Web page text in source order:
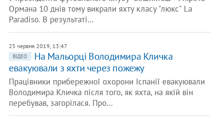
Ормана 10 днів тому викрали яхту класу "люкс" La
Paradiso. В результаті…
25 червня 2019, 13:47
ВІДЕО
На Мальорці Володимира Кличка
евакуювали з яхти через пожежу
Працівники прибережної охорони Іспанії евакуювали
Володимира Кличка після того, як яхта, на якій він
перебував, загорілася. Про…